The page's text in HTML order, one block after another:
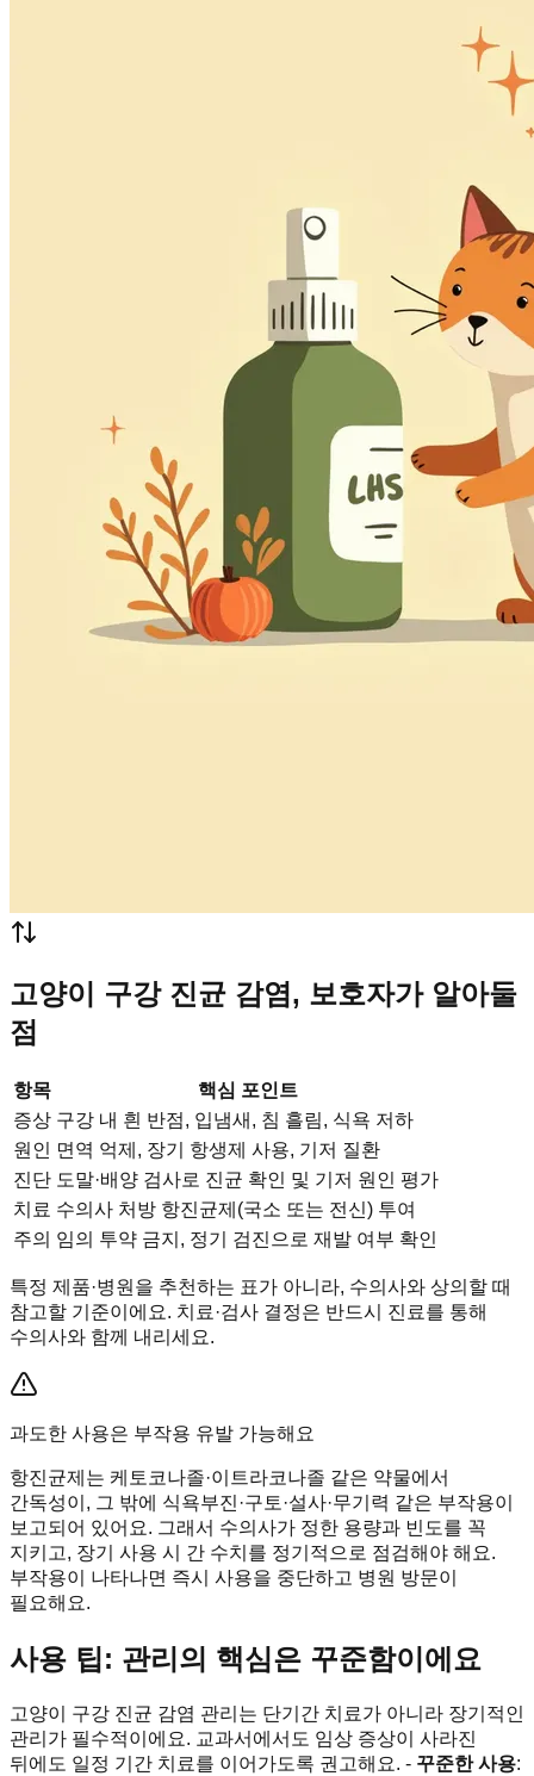
고양이 구강 진균 감염, 보호자가 알아둘
점
항목
핵심 포인트
증상 구강 내 흰 반점, 입냄새, 침 흘림, 식욕 저하
원인 면역 억제, 장기 항생제 사용, 기저 질환
진단 도말·배양 검사로 진균 확인 및 기저 원인 평가
치료 수의사 처방 항진균제(국소 또는 전신) 투여
주의 임의 투약 금지, 정기 검진으로 재발 여부 확인
특정 제품·병원을 추천하는 표가 아니라, 수의사와 상의할 때
참고할 기준이에요. 치료·검사 결정은 반드시 진료를 통해
수의사와 함께 내리세요.
과도한 사용은 부작용 유발 가능해요
항진균제는 케토코나졸·이트라코나졸 같은 약물에서
간독성이, 그 밖에 식욕부진·구토·설사·무기력 같은 부작용이
보고되어 있어요. 그래서 수의사가 정한 용량과 빈도를 꼭
지키고, 장기 사용 시 간 수치를 정기적으로 점검해야 해요.
부작용이 나타나면 즉시 사용을 중단하고 병원 방문이
필요해요.
사용 팁: 관리의 핵심은 꾸준함이에요
고양이 구강 진균 감염 관리는 단기간 치료가 아니라 장기적인
관리가 필수적이에요. 교과서에서도 임상 증상이 사라진
뒤에도 일정 기간 치료를 이어가도록 권고해요. - 꾸준한 사용: